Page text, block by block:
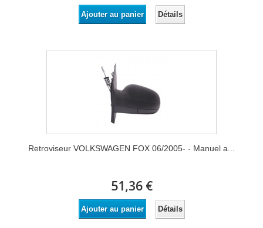
Ajouter au panier Détails
Retroviseur VOLKSWAGEN FOX 06/2005- - Manuel a...
51,36 €
Ajouter au panier Détails